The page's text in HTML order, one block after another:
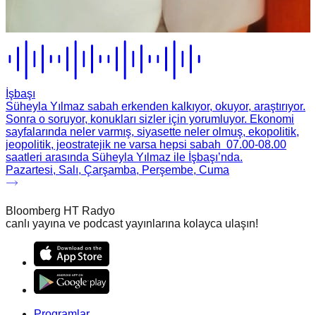
İşbaşı
Süheyla Yılmaz sabah erkenden kalkıyor, okuyor, araştırıyor.
Sonra o soruyor, konukları sizler için yorumluyor. Ekonomi
sayfalarında neler varmış, siyasette neler olmuş, ekopolitik,
jeopolitik, jeostratejik ne varsa hepsi sabah 07.00-08.00
saatleri arasında Süheyla Yılmaz ile İşbaşı’nda.
Pazartesi, Salı, Çarşamba, Perşembe, Cuma
Bloomberg HT Radyo
canlı yayına ve podcast yayınlarına kolayca ulaşın!